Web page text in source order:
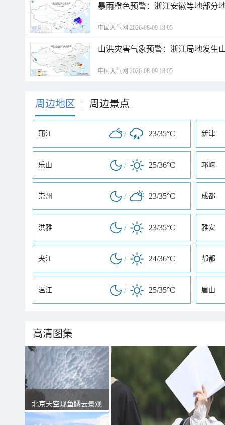
暴雨橙色预警：浙江安徽等地部分
中国天气网 2026-08-09 18:05
山洪灾害气象预警：浙江局地发生
中国天气网 2026-08-09 18:05
周边地区 | 周边景点
蒲江 / 23/35°C 新津
乐山 / 25/36°C 邛崃
崇州 / 23/35°C 成都
洪雅 / 23/35°C 雅安
夹江 / 24/36°C 郫都
温江 / 25/35°C 眉山
高清图集
北京天空现鱼鳞云景观